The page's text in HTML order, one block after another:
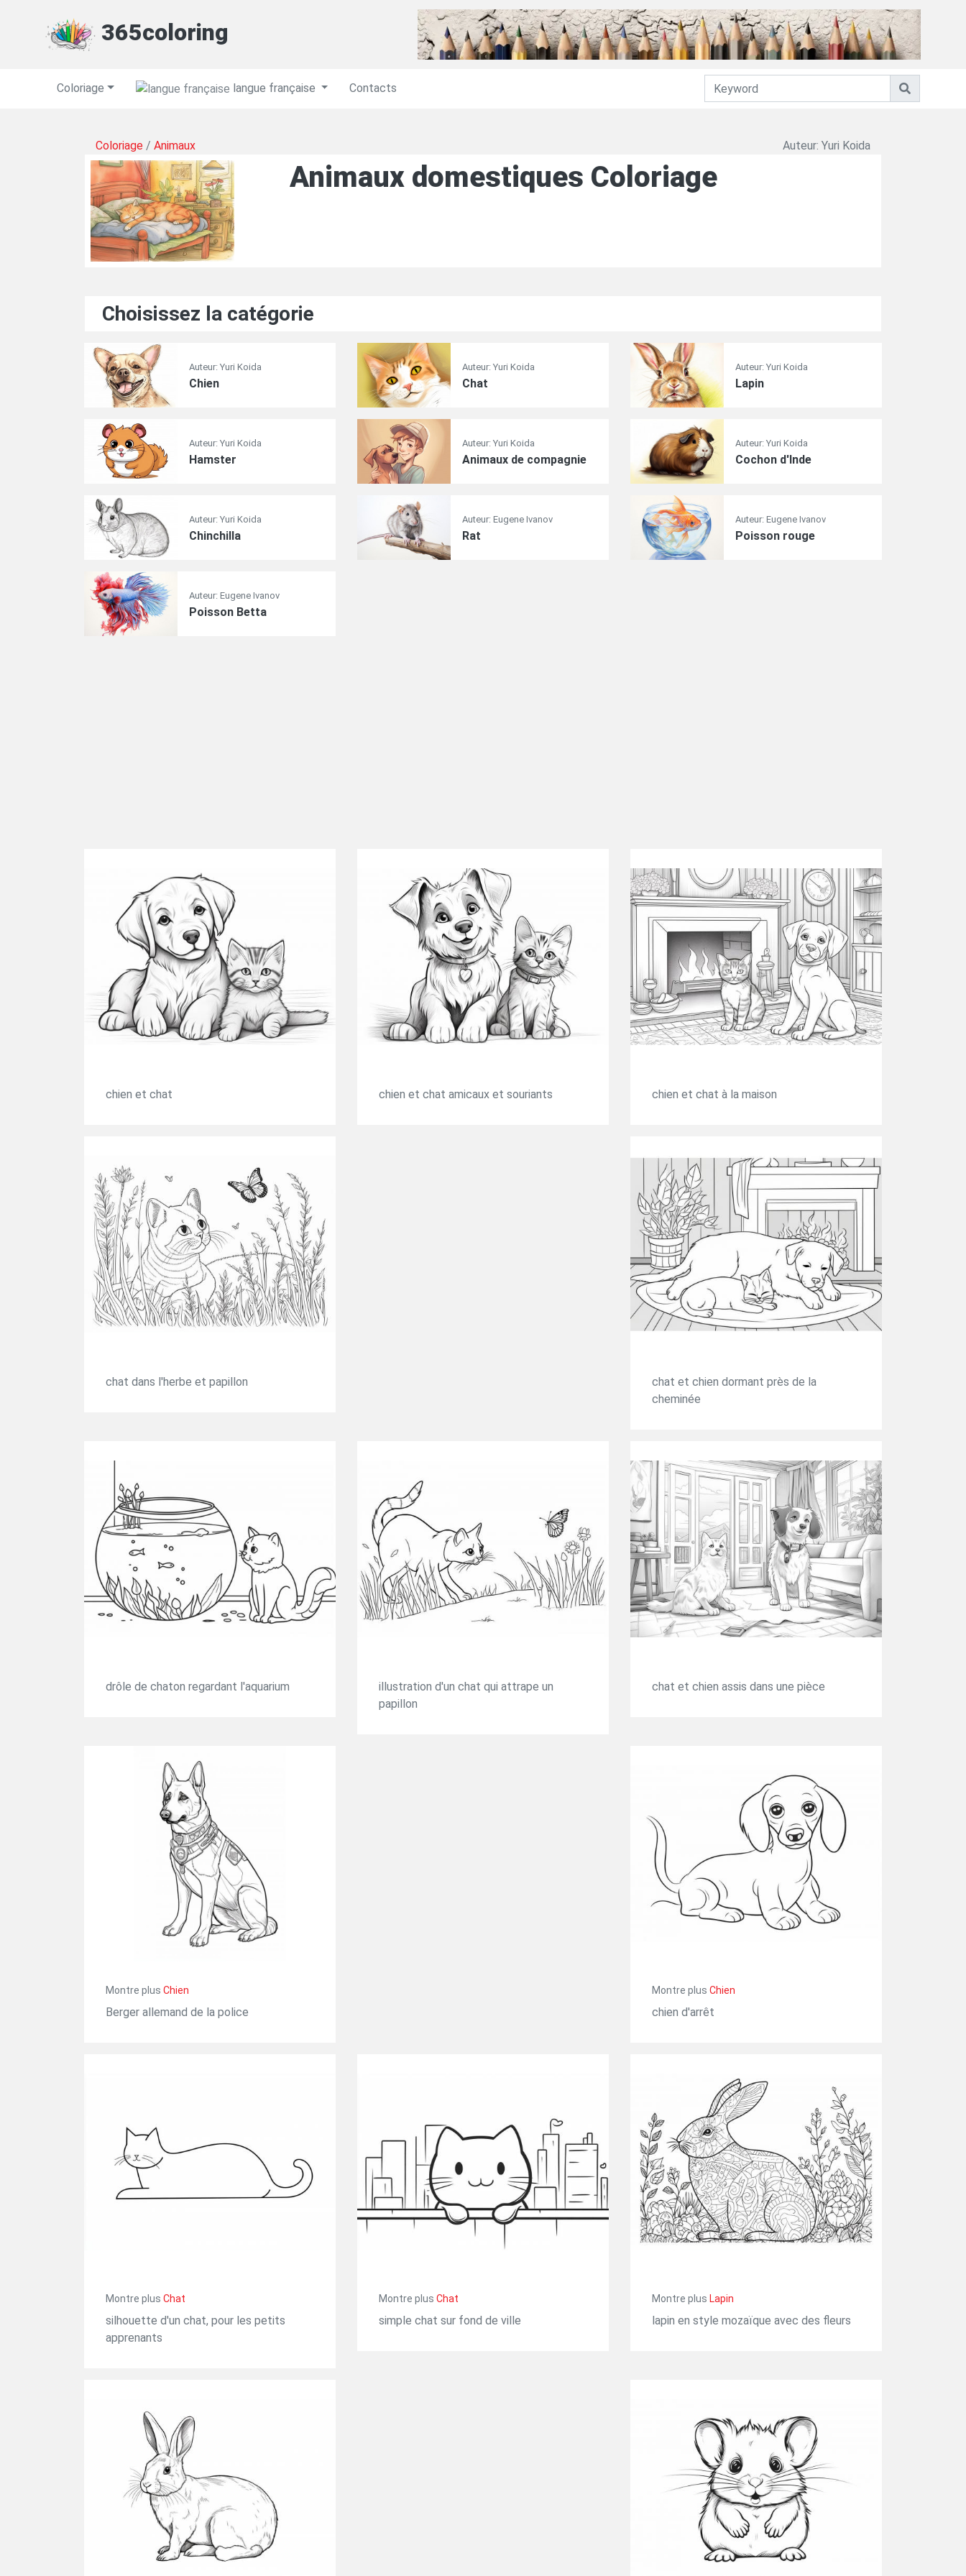
365coloring
Coloriage langue française Contacts
Coloriage / Animaux Auteur: Yuri Koida
Animaux domestiques Coloriage
Choisissez la catégorie
Auteur: Yuri Koida
Chien
Auteur: Yuri Koida
Chat
Auteur: Yuri Koida
Lapin
Auteur: Yuri Koida
Hamster
Auteur: Yuri Koida
Animaux de compagnie
Auteur: Yuri Koida
Cochon d'Inde
Auteur: Yuri Koida
Chinchilla
Auteur: Eugene Ivanov
Rat
Auteur: Eugene Ivanov
Poisson rouge
Auteur: Eugene Ivanov
Poisson Betta
chien et chat chien et chat amicaux et souriants chien et chat à la maison
chat dans l'herbe et papillon
chat et chien dormant près de la
cheminée
drôle de chaton regardant l'aquarium
illustration d'un chat qui attrape un
papillon
chat et chien assis dans une pièce
Montre plus Chien
Berger allemand de la police
Montre plus Chien
chien d'arrêt
Montre plus Chat
silhouette d'un chat, pour les petits
apprenants
Montre plus Chat
simple chat sur fond de ville
Montre plus Lapin
lapin en style mozaïque avec des fleurs